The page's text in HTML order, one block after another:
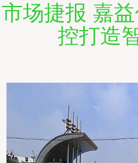
市场捷报 嘉
控打造